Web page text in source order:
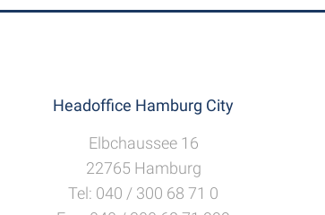
Headoffice Hamburg City
Elbchaussee 16
22765 Hamburg
Tel: 040 / 300 68 71 0